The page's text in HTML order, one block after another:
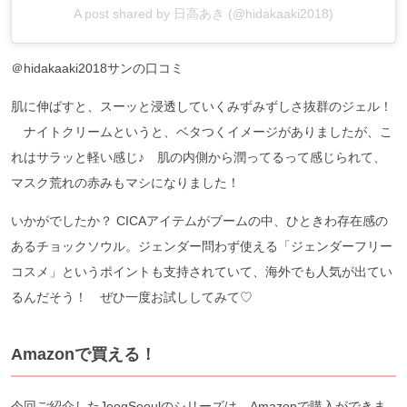
A post shared by 日高あき (@hidakaaki2018)
＠hidakaaki2018サンの口コミ
肌に伸ばすと、スーッと浸透していくみずみずしさ抜群のジェル！
ナイトクリームというと、ベタつくイメージがありましたが、こ
れはサラッと軽い感じ♪ 肌の内側から潤ってるって感じられて、
マスク荒れの赤みもマシになりました！
いかがでしたか？ CICAアイテムがブームの中、ひときわ存在感の
あるチョックソウル。ジェンダー問わず使える「ジェンダーフリー
コスメ」というポイントも支持されていて、海外でも人気が出てい
るんだそう！ ぜひ一度お試ししてみて♡
Amazonで買える！